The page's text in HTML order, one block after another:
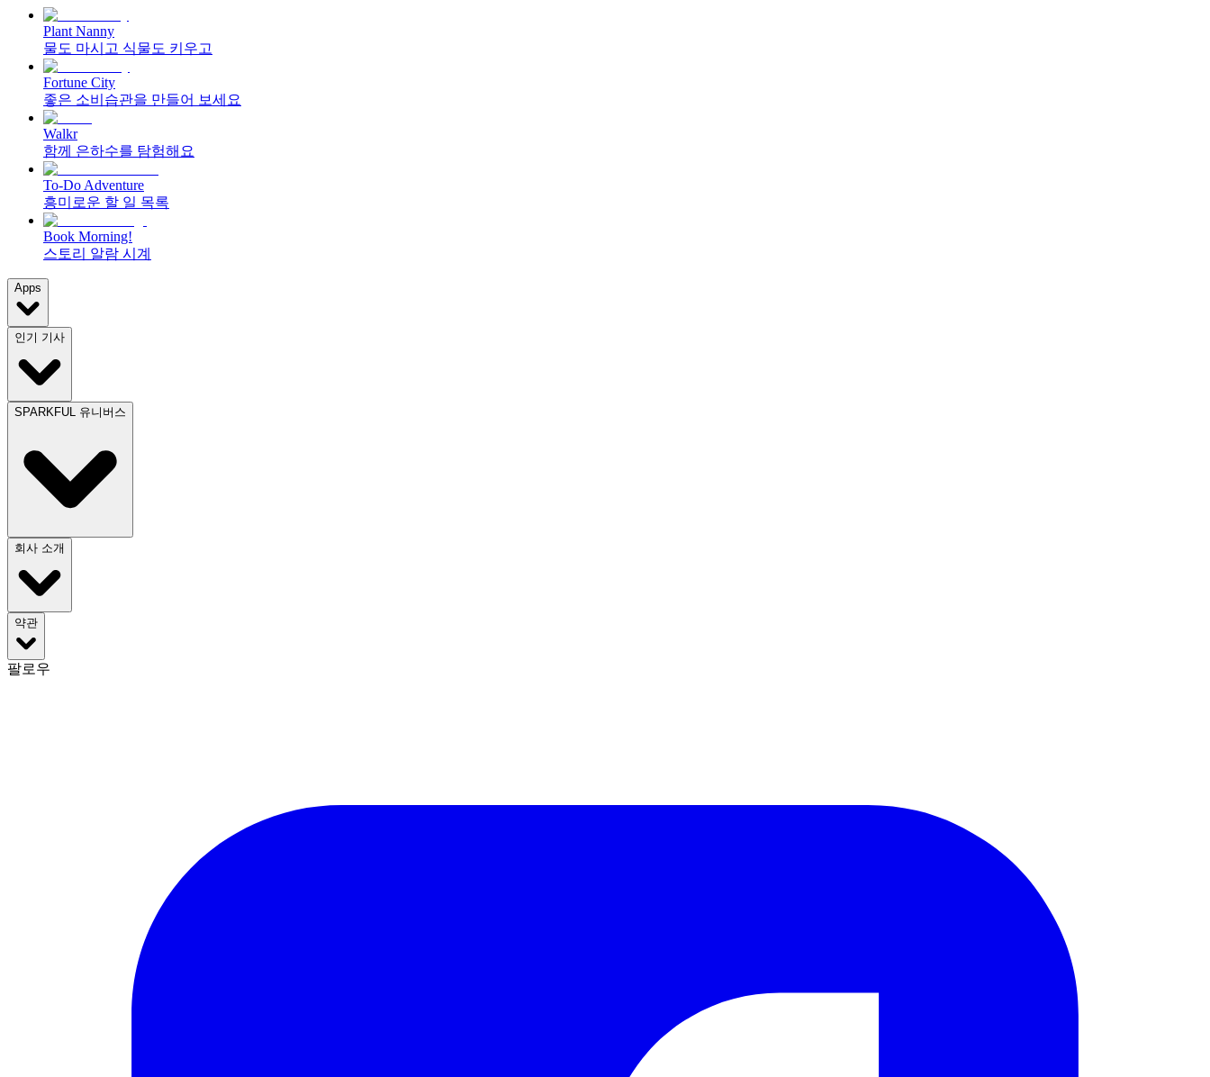
Plant Nanny
물도 마시고 식물도 키우고
Fortune City
좋은 소비습관을 만들어 보세요
Walkr
함께 은하수를 탐험해요
To-Do Adventure
흥미로운 할 일 목록
Book Morning!
스토리 알람 시계
Apps
인기 기사
SPARKFUL 유니버스
회사 소개
약관
팔로우